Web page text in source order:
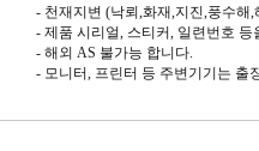
- 천재지변 (낙뢰 ,화재,지진,풍수해,
- 제품 시리얼, 스티커, 일련번호 등
- 해외 AS 불가능 합니다.
- 모니터, 프린터 등 주변기기는 출